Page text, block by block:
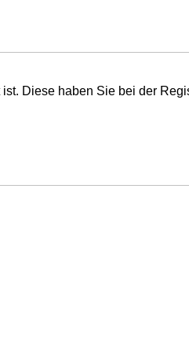
Diese haben Sie bei der